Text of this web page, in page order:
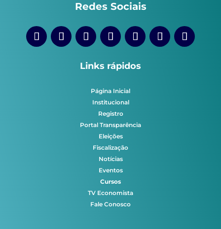
Redes Sociais
Links rápidos
Página Inicial
Institucional
Registro
Portal Transparência
Eleições
Fiscalização
Notícias
Eventos
Cursos
TV Economista
Fale Conosco